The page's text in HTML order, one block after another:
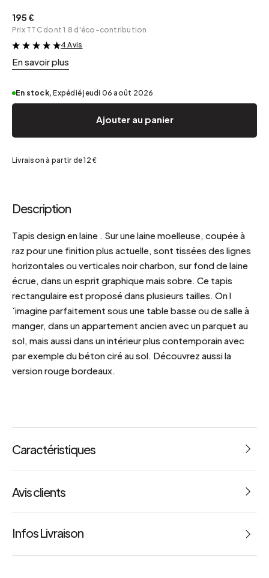
195 €
Prix TTC dont 1.8 d'éco-contribution
&
4 Avis
En savoir plus
En stock, Expédié jeudi 06 août 2026
Ajouter au panier
Livraison à partir de 12 €
Description
Tapis design en laine . Sur une laine moelleuse, coupée à
raz pour une finition plus actuelle, sont tissées des lignes
horizontales ou verticales noir charbon, sur fond de laine
écrue, dans un esprit graphique mais sobre. Ce tapis
rectangulaire est proposé dans plusieurs tailles. On l
´imagine parfaitement sous une table basse ou de salle à
manger, dans un appartement ancien avec un parquet au
sol, mais aussi dans un intérieur plus contemporain avec
par exemple du béton ciré au sol. Découvrez aussi la
version rouge bordeaux.
Caractéristiques
Avis clients
5
Infos Livraison